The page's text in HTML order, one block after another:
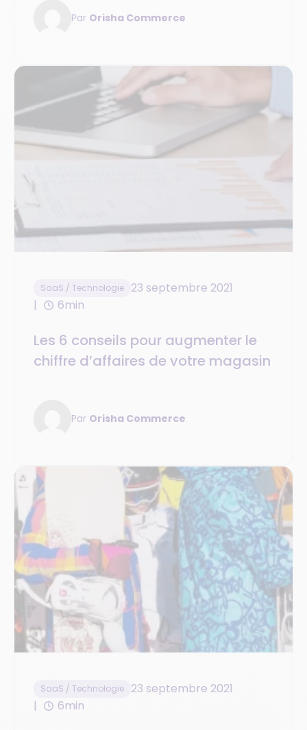
Par Orisha Commerce
SaaS / Technologie
23 septembre 2021
6min
Les 6 conseils pour augmenter le
chiffre d’affaires de votre magasin
Par Orisha Commerce
SaaS / Technologie
23 septembre 2021
6min